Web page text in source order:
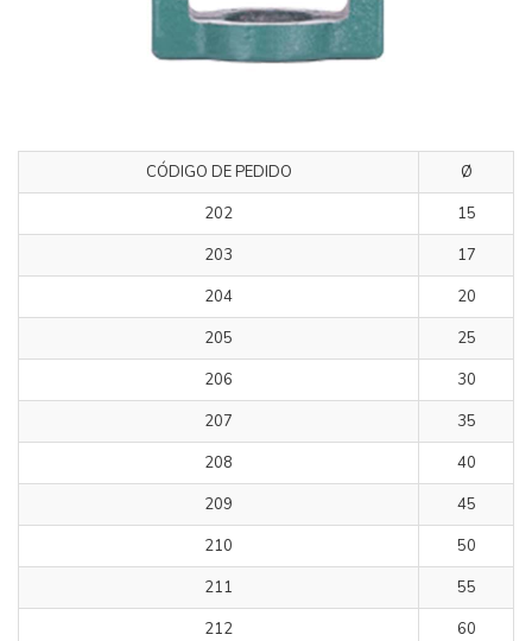
CÓDIGO DE PEDIDO
Ø
202
15
203
17
204
20
205
25
206
30
207
35
208
40
209
45
210
50
211
55
212
60